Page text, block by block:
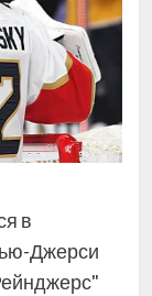
в
Джерси